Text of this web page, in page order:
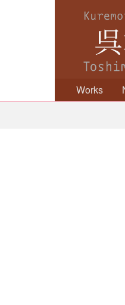
呉
Works